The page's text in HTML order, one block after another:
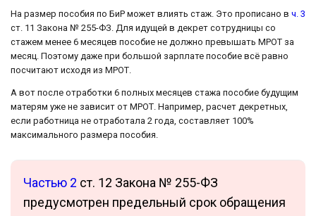
На размер пособия по БиР может влиять стаж. Это прописано в ч. 3
ст. 11 Закона № 255-ФЗ. Для идущей в декрет сотрудницы со
стажем менее 6 месяцев пособие не должно превышать МРОТ за
месяц. Поэтому даже при большой зарплате пособие всё равно
посчитают исходя из МРОТ.
А вот после отработки 6 полных месяцев стажа пособие будущим
матерям уже не зависит от МРОТ. Например, расчет декретных,
если работница не отработала 2 года, составляет 100%
максимального размера пособия.
Частью 2 ст. 12 Закона № 255-ФЗ
предусмотрен предельный срок обращения